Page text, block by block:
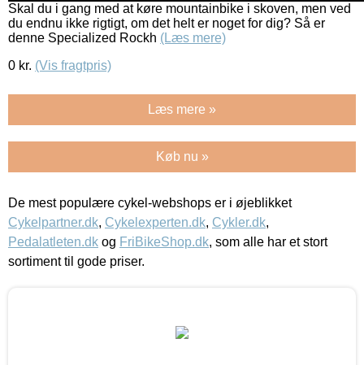
Skal du i gang med at køre mountainbike i skoven, men ved
du endnu ikke rigtigt, om det helt er noget for dig? Så er
denne Specialized Rockh (Læs mere)
0 kr. (Vis fragtpris)
Læs mere »
Køb nu »
De mest populære cykel-webshops er i øjeblikket
Cykelpartner.dk, Cykelexperten.dk, Cykler.dk,
Pedalatleten.dk og FriBikeShop.dk, som alle har et stort
sortiment til gode priser.